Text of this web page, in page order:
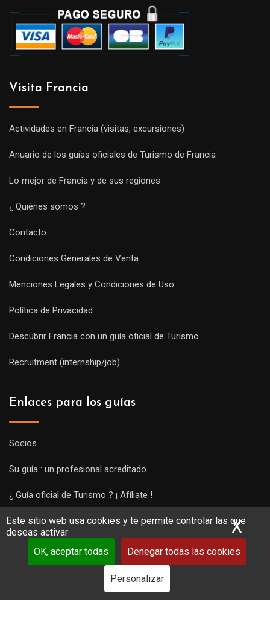
Este sitio web usa cookies y te permite controlar las que
deseas activar
OK, aceptar todas
Denegar todas las cookies
Personalizar
X
Visita Francia
Actividades en Francia (visitas, excursiones)
Anuario de los guías oficiales de Turismo de Francia
Lo mejor de Francia y de sus regiones
¿ Quiénes somos ?
Contacto
Condiciones Generales de Venta
Menciones Legales y Condiciones de Uso
Política de Privacidad
Descubrir Francia con un guía oficial de Turismo
Recruitment (internship/job)
Enlaces para los guías
Socios
Su guía : un profesional acreditado
¿ Guía oficial de Turismo ? ¡ Afíliate !
Subir una visita y empezar a trabajar !